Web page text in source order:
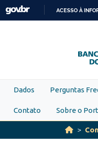
Skip to main content
ACESSO À
Dados Perguntas
Contato Sobre o